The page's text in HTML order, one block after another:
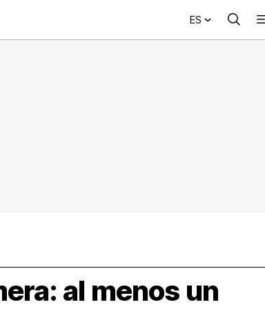
ES Buscar
al menos un